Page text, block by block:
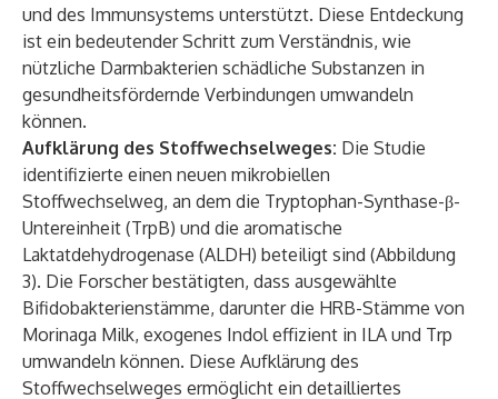
und des Immunsystems unterstützt. Diese Entdeckung
ist ein bedeutender Schritt zum Verständnis, wie
nützliche Darmbakterien schädliche Substanzen in
gesundheitsfördernde Verbindungen umwandeln
können.
Aufklärung des Stoffwechselweges: Die Studie
identifizierte einen neuen mikrobiellen
Stoffwechselweg, an dem die Tryptophan-Synthase-β-
Untereinheit (TrpB) und die aromatische
Laktatdehydrogenase (ALDH) beteiligt sind (Abbildung
3). Die Forscher bestätigten, dass ausgewählte
Bifidobakterienstämme, darunter die HRB-Stämme von
Morinaga Milk, exogenes Indol effizient in ILA und Trp
umwandeln können. Diese Aufklärung des
Stoffwechselweges ermöglicht ein detailliertes